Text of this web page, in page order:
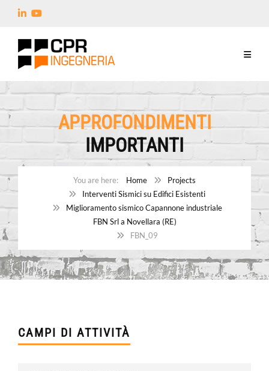
APPROFONDIMENTI
IMPORTANTI
Home
Projects
Interventi Sismici su Edifici Esistenti
Miglioramento sismico Capannone industriale
FBN Srl a Novellara (RE)
FBN_09
CAMPI DI ATTIVITÀ